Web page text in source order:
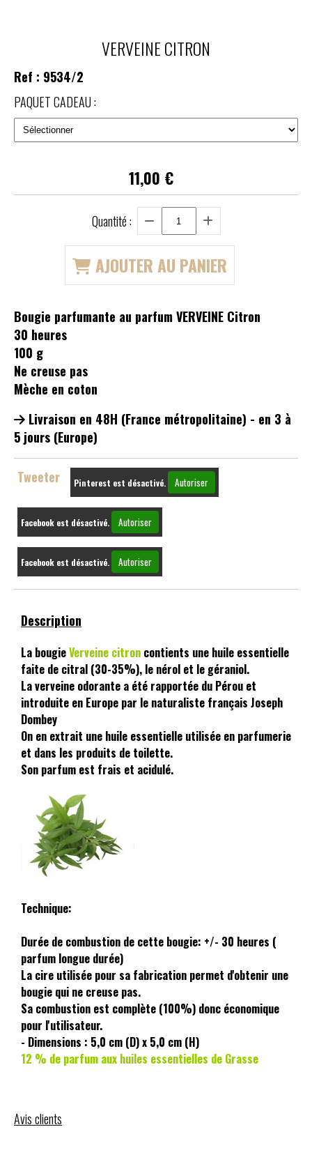
VERVEINE CITRON
Ref : 9534/2
PAQUET CADEAU :
11,00 €
Quantité :
AJOUTER AU PANIER
Bougie parfumante au parfum VERVEINE Citron
30 heures
100 g
Ne creuse pas
Mèche en coton
Livraison en 48H (France métropolitaine) - en 3 à
5 jours (Europe)
Tweeter Pinterest est désactivé. Autoriser
Facebook est désactivé. Autoriser
Facebook est désactivé. Autoriser
Description
La bougieVerveine citron contients une huile essentielle
faite de citral (30-35%), le nérol et le géraniol.
La verveine odorante a été rapportée du Pérou et
introduite en Europe par le naturaliste français Joseph
Dombey
On en extrait une huile essentielle utilisée en parfumerie
et dans les produits de toilette.
Son parfum est frais et acidulé.
Technique:
Durée de combustion de cette bougie: +/- 30 heures (
parfum longue durée)
La cire utilisée pour sa fabrication permet d'obtenir une
bougie qui ne creuse pas.
Sa combustion est complète (100%) donc économique
pour l'utilisateur.
- Dimensions : 5,0 cm (D) x 5,0 cm (H)
12 % de parfum aux huiles essentielles de Grasse
Avis clients